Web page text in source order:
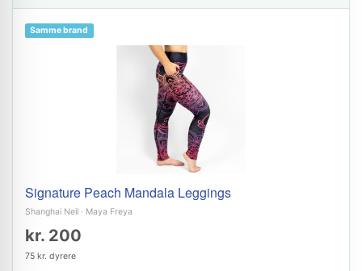
Samme brand
Signature Peach Mandala Leggings
Shanghai Neil · Maya Freya
kr. 200
75 kr. dyrere